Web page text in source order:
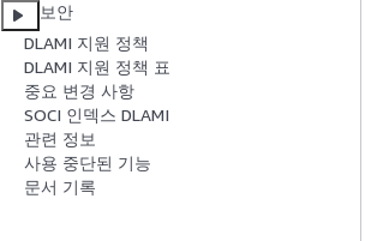
보안
DLAMI 지원 정책
DLAMI 지원 정책 표
중요 변경 사항
SOCI 인덱스 DLAMI
관련 정보
사용 중단된 기능
문서 기록